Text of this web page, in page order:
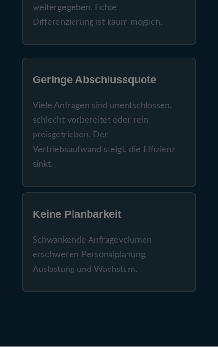
weitergegeben. Echte
Differenzierung ist kaum möglich.
Geringe Abschlussquote
Viele Anfragen sind unentschlossen,
schlecht vorbereitet oder rein
preisgetrieben. Der
Vertriebsaufwand steigt, die Effizienz
sinkt.
Keine Planbarkeit
Schwankende Anfragevolumen
erschweren Personalplanung,
Auslastung und Wachstum.